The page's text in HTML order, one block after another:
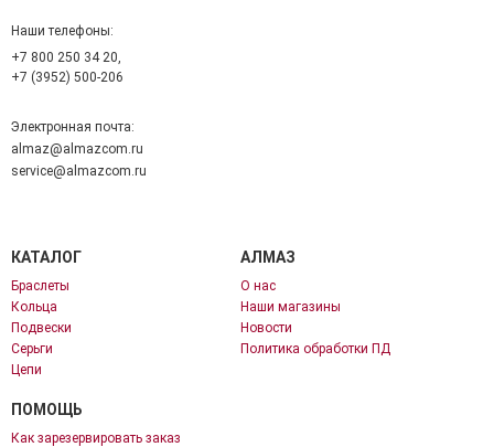
Наши телефоны:
+7 800 250 34 20,
+7 (3952) 500-206
Электронная почта:
almaz@almazcom.ru
service@almazcom.ru
КАТАЛОГ
Браслеты
Кольца
Подвески
Серьги
Цепи
АЛМАЗ
О нас
Наши магазины
Новости
Политика обработки ПД
ПОМОЩЬ
Как зарезервировать заказ